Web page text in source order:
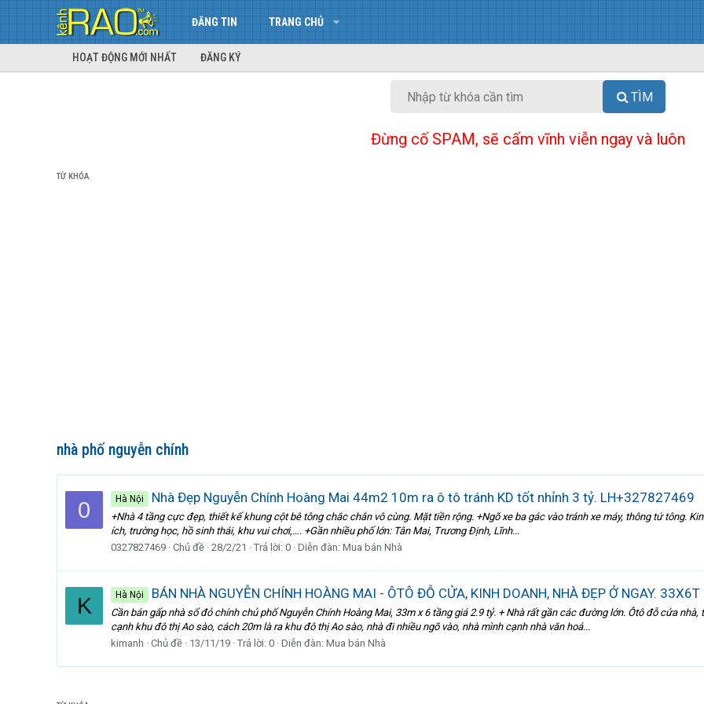
ĐĂNG TIN TRANG CHỦ
HOẠT ĐỘNG MỚI NHẤT ĐĂNG KÝ
TÌM
Đừng cố SPAM, sẽ cấm vĩnh viễn ngay và luôn
TỪ KHÓA
nhà phố nguyễn chính
0 Hà Nội Nhà Đẹp Nguyễn Chính Hoàng Mai 44m2 10m ra ô tô tránh KD tốt nhỉnh 3 tỷ. LH+327827469
+Nhà 4 tầng cực đẹp, thiết kế khung cột bê tông chắc chắn vô cùng. Mặt tiền rộng. +Ngõ xe ba gác vào tránh xe máy, thông tứ tông.
ích, trường học, hồ sinh thái, khu vui chơi,…. +Gần nhiều phố lớn: Tân Mai, Trương Định, Lĩnh...
0327827469 Chủ đề 28/2/21 Trả lời: 0 Diễn đàn: Mua bán Nhà
K Hà Nội BÁN NHÀ NGUYỄN CHÍNH HOÀNG MAI - ÔTÔ ĐỖ CỬA, KINH DOANH, NHÀ ĐẸP Ở NGAY. 33X6T
Cần bán gấp nhà sổ đỏ chính chủ phố Nguyễn Chính Hoàng Mai, 33m x 6 tầng giá 2.9 tỷ. + Nhà rất gần các đường lớn. Ôtô đỗ cửa
cạnh khu đô thị Ao sào, cách 20m là ra khu đô thị Ao sào, nhà đi nhiều ngõ vào, nhà mình cạnh nhà văn hoá...
kimanh
Chủ đề 13/11/19 Trả lời: 0 Diễn đàn: Mua bán Nhà